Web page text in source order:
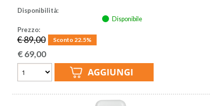
Disponibilità:
Disponibile
Prezzo:
€ 89,00 Sconto 22.5%
€69,00